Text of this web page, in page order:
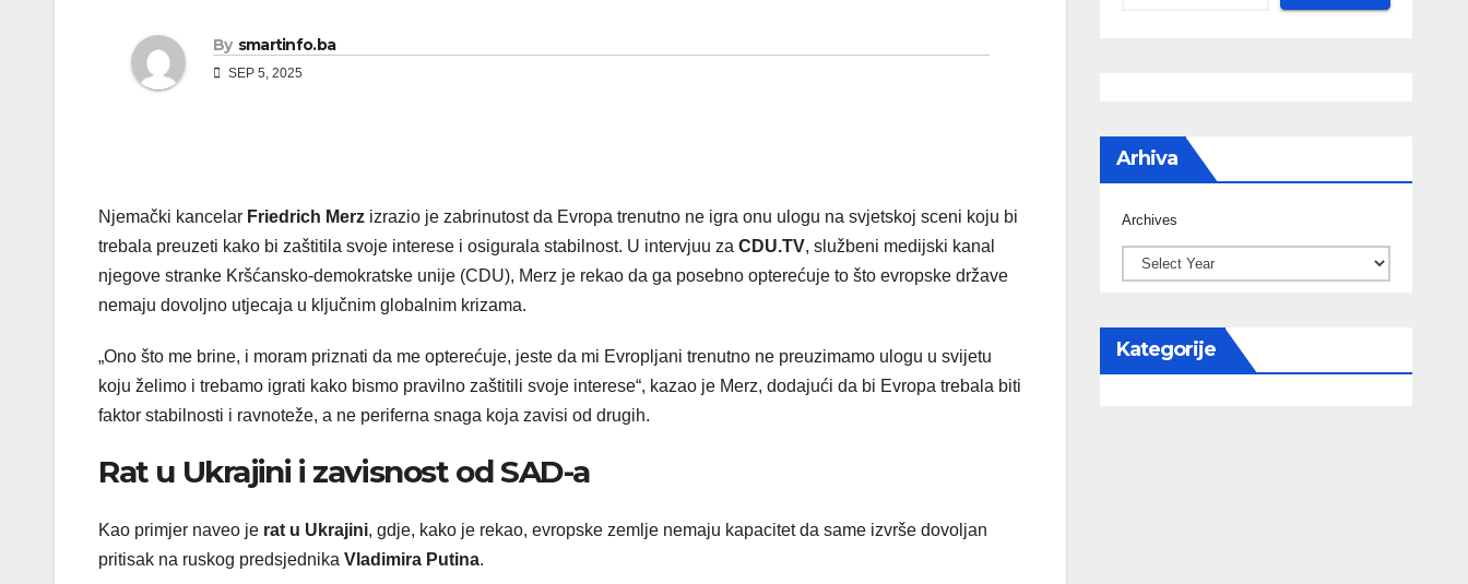
By smartinfo.ba
SEP 5, 2025
Njemački kancelar Friedrich Merz izrazio je zabrinutost da Evropa trenutno ne igra onu ulogu na svjetskoj sceni koju bi
trebala preuzeti kako bi zaštitila svoje interese i osigurala stabilnost. U intervjuu za CDU.TV, službeni medijski kanal
njegove stranke Kršćansko-demokratske unije (CDU), Merz je rekao da ga posebno opterećuje to što evropske države
nemaju dovoljno utjecaja u ključnim globalnim krizama.
„Ono što me brine, i moram priznati da me opterećuje, jeste da mi Evropljani trenutno ne preuzimamo ulogu u svijetu
koju želimo i trebamo igrati kako bismo pravilno zaštitili svoje interese“, kazao je Merz, dodajući da bi Evropa trebala biti
faktor stabilnosti i ravnoteže, a ne periferna snaga koja zavisi od drugih.
Rat u Ukrajini i zavisnost od SAD-a
Kao primjer naveo je rat u Ukrajini, gdje, kako je rekao, evropske zemlje nemaju kapacitet da same izvrše dovoljan
pritisak na ruskog predsjednika Vladimira Putina.
Arhiva
Archives
Kategorije